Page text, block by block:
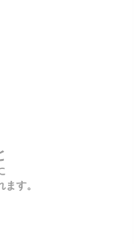
す。